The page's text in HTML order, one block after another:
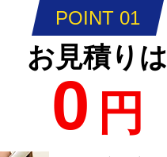
POINT 01
お見積りは
0 円